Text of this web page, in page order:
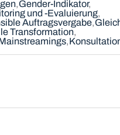
Gender-Indikator
und -Evaluierung
Auftragsvergabe
Transformation